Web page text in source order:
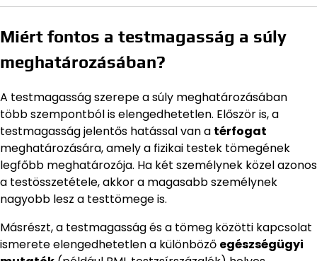
Miért fontos a testmagasság a súly
meghatározásában?
A testmagasság szerepe a súly meghatározásában
több szempontból is elengedhetetlen. Először is, a
testmagasság jelentős hatással van a térfogat
meghatározására, amely a fizikai testek tömegének
legfőbb meghatározója. Ha két személynek közel azonos
a testösszetétele, akkor a magasabb személynek
nagyobb lesz a testtömege is.
Másrészt, a testmagasság és a tömeg közötti kapcsolat
ismerete elengedhetetlen a különböző egészségügyi